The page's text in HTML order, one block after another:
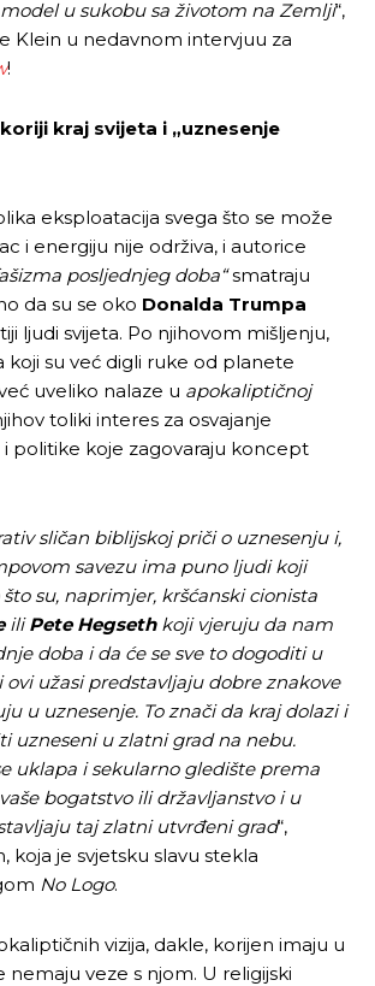
u sukobu sa životom na Zemlji“,
Klein u nedavnom intervjuu za
!
kraj svijeta i „uznesenje
eksploatacija svega što se može
i energiju nije održiva, i autorice
posljednjeg doba“smatraju
da su se oko Donalda Trumpa
ljudi svijeta. Po njihovom mišljenju,
koji su već digli ruke od planete
uveliko nalaze u apokaliptičnoj
toliki interes za osvajanje
i politike koje zagovaraju koncept
sličan biblijskoj priči o uznesenju i,
savezu ima puno ljudi koji
su, naprimjer, kršćanski cionista
iliPete Hegsethkoji vjeruju da nam
doba i da će se sve to dogoditi u
ovi užasi predstavljaju dobre znakove
u uznesenje. To znači da kraj dolazi i
uzneseni u zlatni grad na nebu.
uklapa i sekularno gledište prema
bogatstvo ili državljanstvo i u
taj zlatni utvrđeni grad“,
koja je svjetsku slavu stekla
No Logo.
vizija, dakle, korijen imaju u
nemaju veze s njom. U religijski